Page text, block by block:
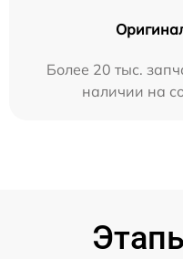
Более 20 тыс.
наличии на